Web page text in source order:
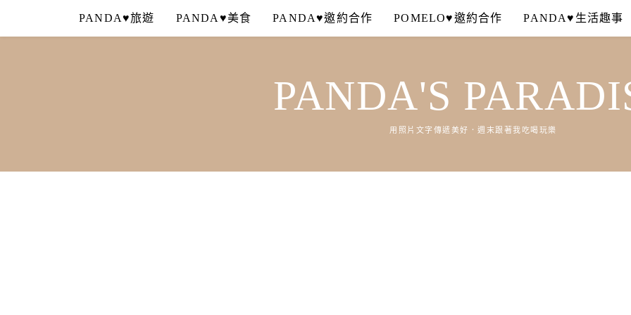
content
PANDA♥旅遊 PANDA♥美食 PANDA♥邀約合作 POMELO♥邀約合作 PANDA♥生活趣事
PANDA'S
用照片文字傳遞美好．週末跟著我吃喝玩樂